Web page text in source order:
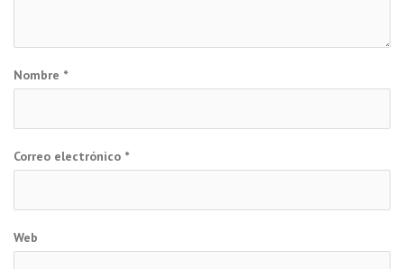
Nombre *
Correo electrónico *
Web